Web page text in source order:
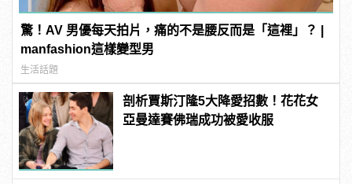
驚！AV 男優每天拍片，痛的不是腰反而是「這裡」？ |
manfashion這樣變型男
生活話題
剖析賈斯汀隆5大降愛招數！花花女
亞曼達賽佛瑞成功被愛收服